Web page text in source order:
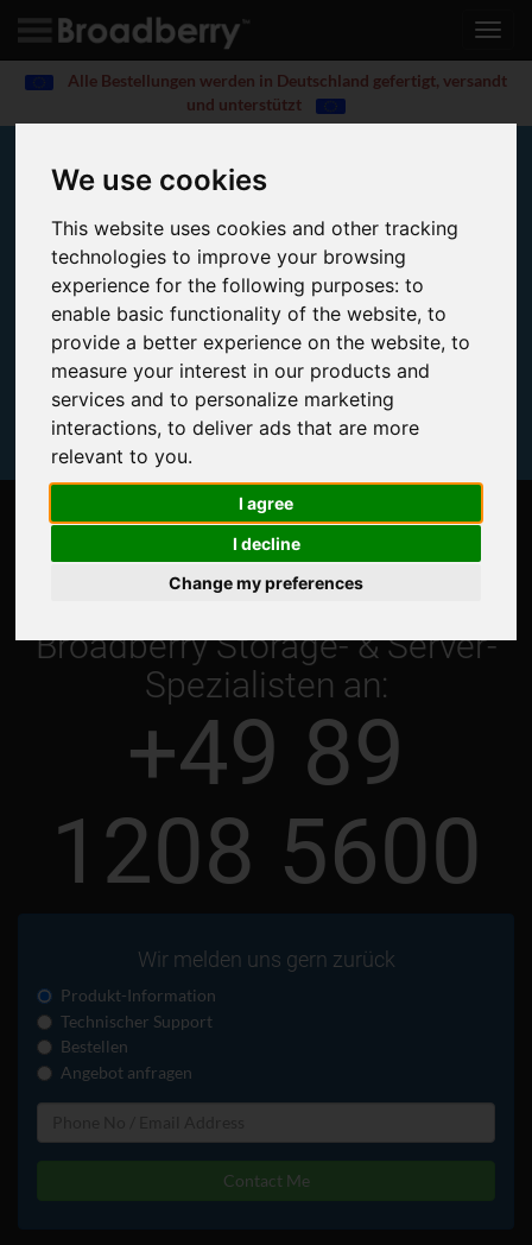
We use cookies
This website uses cookies and other tracking
technologies to improve your browsing
experience for the following purposes:to
enable basic functionality of the website,to
provide a better experience on the website,to
measure your interest in our products and
services and to personalize marketing
interactions,to deliver ads that are more
relevant to you.
I agree
I decline
Change my preferences
Alle Bestellungen werden in Deutschland gefertigt, versandt
und unterstützt
9x PCIe TYAN Servers
Tyan Servers with 9x PCIe Expansion Slots
Rufen Sie jetzt einen
Broadberry Storage- & Server-
Spezialisten an:
+49 89
1208 5600
Wir melden uns gern zurück
Produkt-Information
Technischer Support
Bestellen
Angebot anfragen
Contact Me